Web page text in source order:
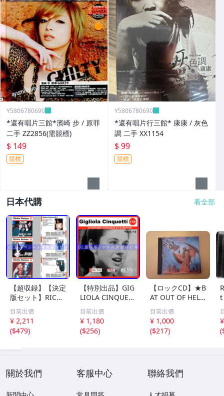
Y5806780690
*還有唱片三館*濱崎 步 / 原罪
二手 ZZ2856(需競標)
$ 149
競標
Y5806780690
*還有唱片行三館* 康康 / 灰色
調 二手 XX1154
$ 99
競標
日本代購 看全部
【超収録】【決定
版セット】RICHI
E KOTZEN CD1+
2+3 厳選プレミア
音源集 MP3CD-D
LVer 3ディスク⊿
目前出價
¥ 2,211
($479)
【特別出品】GIG
LIOLA CINQUET
TI 〔パート1〕 C
D1&2 精選集 音
楽DL(MP3CD) 2D
ISC〆
目前出價
¥ 1,180
($256)
【ロックCD】★B
AT OUT OF HELL
II: BACK INTO H
ELL ☆ MEAT L
OAF ミート・ロ
ーフ
目前出價
¥ 1,000
($217)
t
(
關於我們 客服中心 聯絡我們